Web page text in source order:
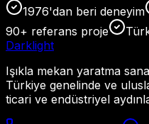
1976'dan beri deneyim
90+ referans proje
Darklight
Işıkla mekan yaratma
Türkiye genelinde ve
ticari ve endüstriyel